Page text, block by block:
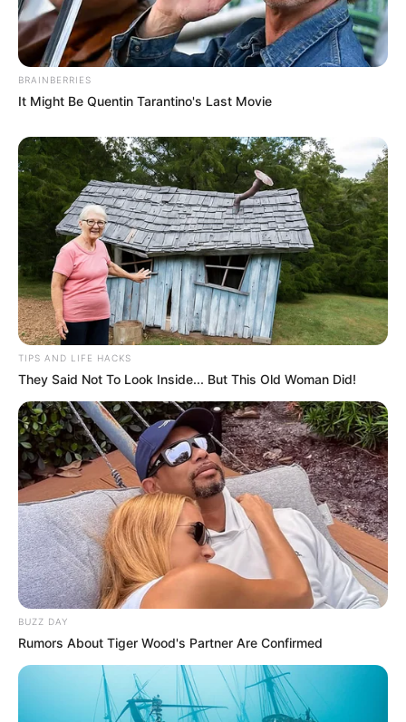
BRAINBERRIES
It Might Be Quentin Tarantino's Last Movie
TIPS AND LIFE HACKS
They Said Not To Look Inside... But This Old Woman Did!
BUZZ DAY
Rumors About Tiger Wood's Partner Are Confirmed